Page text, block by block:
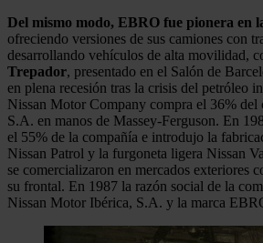
Del mismo modo, EBRO fue pionera en
ofreciendo versiones de sus camiones con
desarrollando vehículos de alta movilidad,
Trepador, presentado en el Salón de
en plena recesión tras la crisis del petróleo
Nissan Motor Company compra el 36%
S.A. en manos de Massey-Ferguson. En
el 55% de la compañía e introdujo la
Nissan Patrol y la furgoneta ligera Nissan
se comercializaron en mercados exteriores
su frontal. En 1987 la razón social de la
Nissan Motor Ibérica, S.A. y la marca